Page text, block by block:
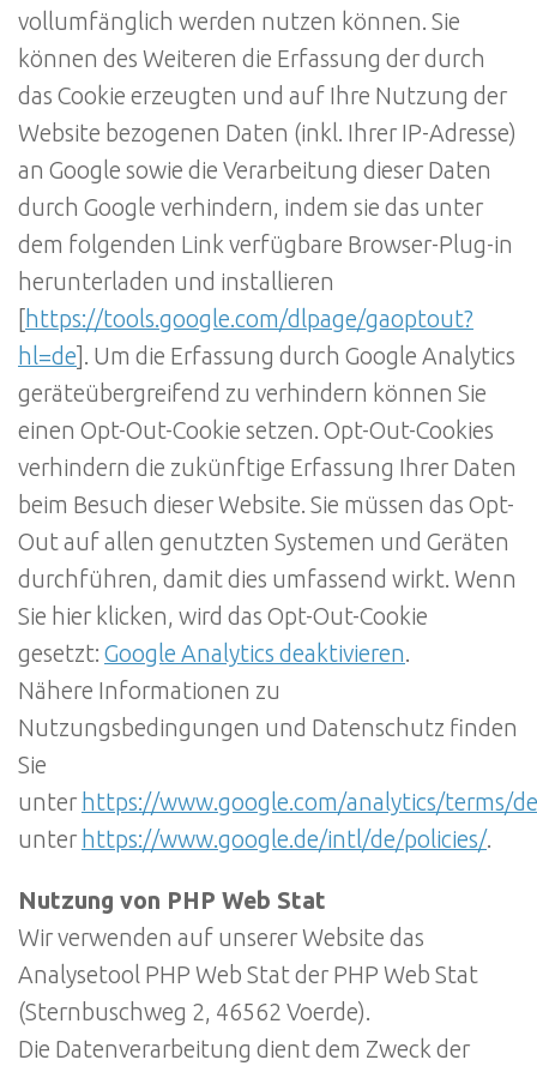
vollumfänglich werden nutzen können. Sie
können des Weiteren die Erfassung der durch
das Cookie erzeugten und auf Ihre Nutzung der
Website bezogenen Daten (inkl. Ihrer IP-Adresse)
an Google sowie die Verarbeitung dieser Daten
durch Google verhindern, indem sie das unter
dem folgenden Link verfügbare Browser-Plug-in
herunterladen und installieren
[https://tools.google.com/dlpage/gaoptout?
hl=de]. Um die Erfassung durch Google Analytics
geräteübergreifend zu verhindern können Sie
einen Opt-Out-Cookie setzen. Opt-Out-Cookies
verhindern die zukünftige Erfassung Ihrer Daten
beim Besuch dieser Website. Sie müssen das Opt-
Out auf allen genutzten Systemen und Geräten
durchführen, damit dies umfassend wirkt. Wenn
Sie hier klicken, wird das Opt-Out-Cookie
gesetzt: Google Analytics deaktivieren.
Nähere Informationen zu
Nutzungsbedingungen und Datenschutz finden
Sie
unter https://www.google.com/analytics/terms/
unter https://www.google.de/intl/de/policies/.
Nutzung von PHP Web Stat
Wir verwenden auf unserer Website das
Analysetool PHP Web Stat der PHP Web Stat
(Sternbuschweg 2, 46562 Voerde).
Die Datenverarbeitung dient dem Zweck der